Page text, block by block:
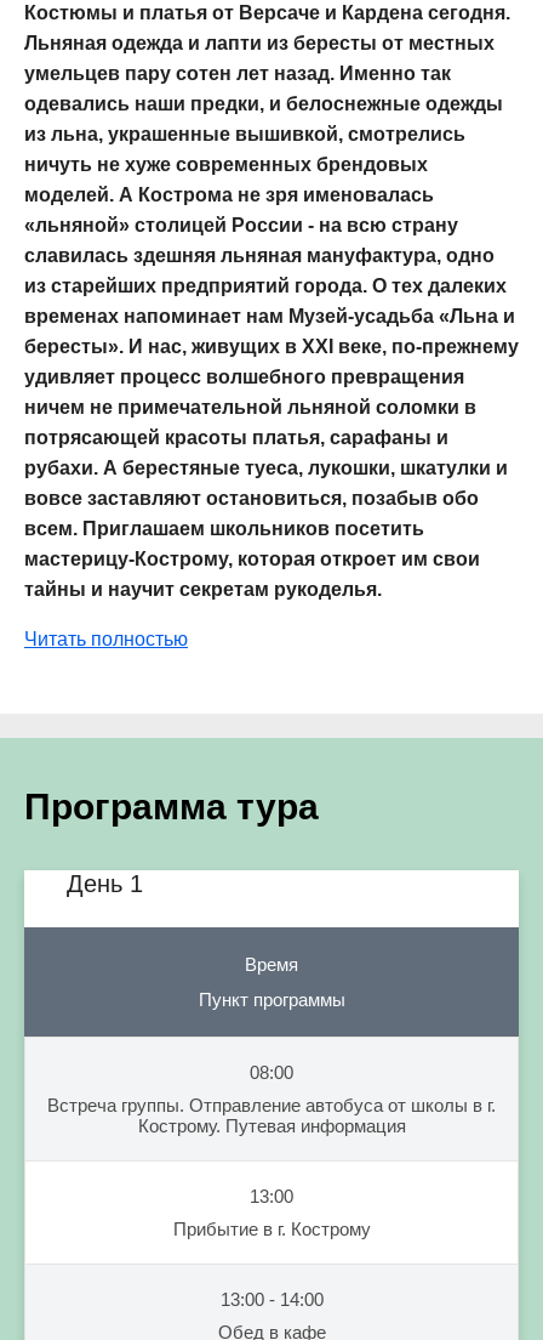
Костюмы и платья от Версаче и Кардена сегодня.
Льняная одежда и лапти из бересты от местных
умельцев пару сотен лет назад. Именно так
одевались наши предки, и белоснежные одежды
из льна, украшенные вышивкой, смотрелись
ничуть не хуже современных брендовых
моделей. А Кострома не зря именовалась
«льняной» столицей России - на всю страну
славилась здешняя льняная мануфактура, одно
из старейших предприятий города. О тех далеких
временах напоминает нам Музей-усадьба «Льна и
бересты». И нас, живущих в XXI веке, по-прежнему
удивляет процесс волшебного превращения
ничем не примечательной льняной соломки в
потрясающей красоты платья, сарафаны и
рубахи. А берестяные туеса, лукошки, шкатулки и
вовсе заставляют остановиться, позабыв обо
всем. Приглашаем школьников посетить
мастерицу-Кострому, которая откроет им свои
тайны и научит секретам рукоделья.
Читать полностью
Программа тура
День 1
Время
Пункт программы
08:00
Встреча группы. Отправление автобуса от школы в г.
Кострому. Путевая информация
13:00
Прибытие в г. Кострому
13:00 - 14:00
Обед в кафе